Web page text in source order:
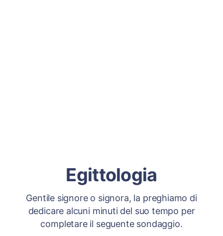
Egittologia
Gentile signore o signora, la preghiamo di
dedicare alcuni minuti del suo tempo per
completare il seguente sondaggio.